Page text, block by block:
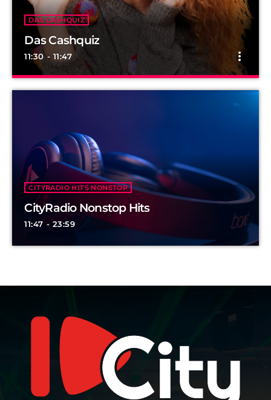
DAS CASHQUIZ
Das Cashquiz
11:30 - 11:47 more_vert
Das Cashquiz close
CITYRADIO HITS NONSTOP
CityRadio Nonstop Hits
11:47 - 23:59